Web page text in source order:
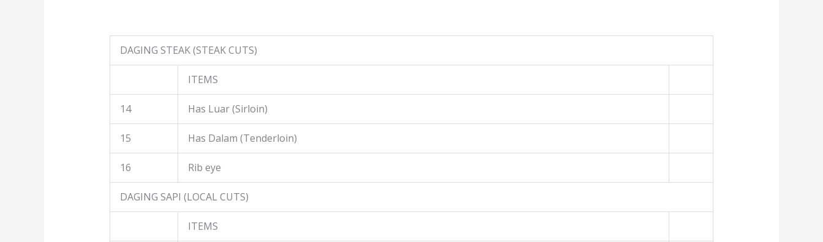
DAGING STEAK (STEAK CUTS)
ITEMS
14 Has Luar (Sirloin)
15 Has Dalam (Tenderloin)
16 Rib eye
DAGING SAPI (LOCAL CUTS)
ITEMS